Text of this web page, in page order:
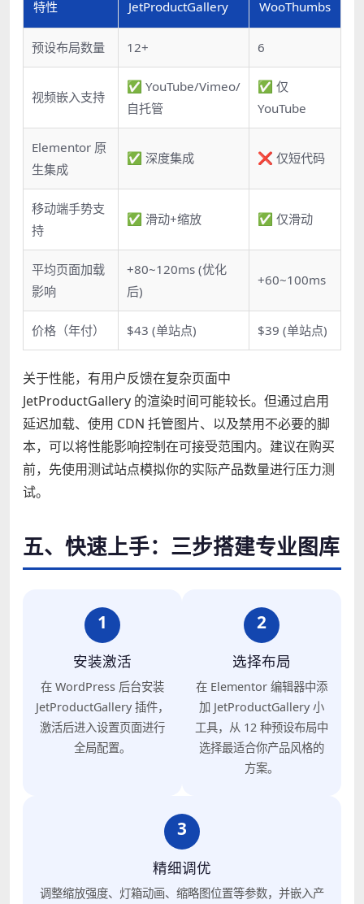
特性 JetProductGallery WooThumbs
预设布局数量 12+ 6
视频嵌入支持
✅ YouTube/Vimeo/
自托管
✅ 仅
YouTube
Elementor 原
生集成
✅ 深度集成 ❌ 仅短代码
移动端手势支
持
✅ 滑动+缩放 ✅ 仅滑动
平均页面加载
影响
+80~120ms (优化
后)
+60~100ms
价格（年付） $43 (单站点) $39 (单站点)
关于性能，有用户反馈在复杂页面中
JetProductGallery 的渲染时间可能较长。但通过启用
延迟加载、使用 CDN 托管图片、以及禁用不必要的脚
本，可以将性能影响控制在可接受范围内。建议在购买
前，先使用测试站点模拟你的实际产品数量进行压力测
试。
五、快速上手：三步搭建专业图库
1
安装激活
在 WordPress 后台安装
JetProductGallery 插件，
激活后进入设置页面进行
全局配置。
2
选择布局
在 Elementor 编辑器中添
加 JetProductGallery 小
工具，从 12 种预设布局中
选择最适合你产品风格的
方案。
3
精细调优
调整缩放强度、灯箱动画、缩略图位置等参数，并嵌入产